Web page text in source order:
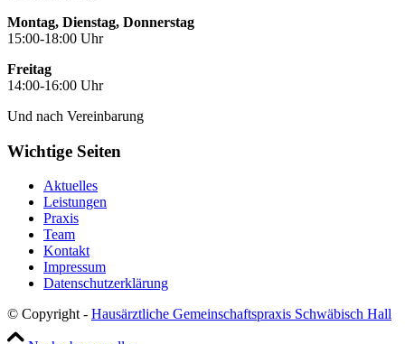
Montag, Dienstag, Donnerstag
15:00-18:00 Uhr
Freitag
14:00-16:00 Uhr
Und nach Vereinbarung
Wichtige Seiten
Aktuelles
Leistungen
Praxis
Team
Kontakt
Impressum
Datenschutzerklärung
© Copyright - Hausärztliche Gemeinschaftspraxis Schwäbisch Hall